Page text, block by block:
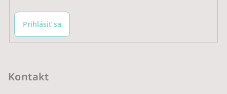
Prihlásiť sa
Kontakt